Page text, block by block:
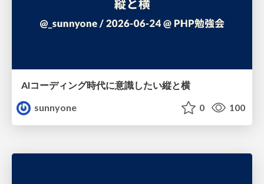
AIコーディング時代に意識したい縦と横
sunnyone
0 100